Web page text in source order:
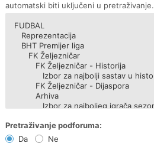
automatski biti uključeni u pretraživanje.
Pretraživanje podforuma:
Da
Ne